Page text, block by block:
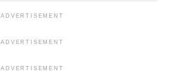
ADVERTISEMENT
ADVERTISEMENT
ADVERTISEMENT